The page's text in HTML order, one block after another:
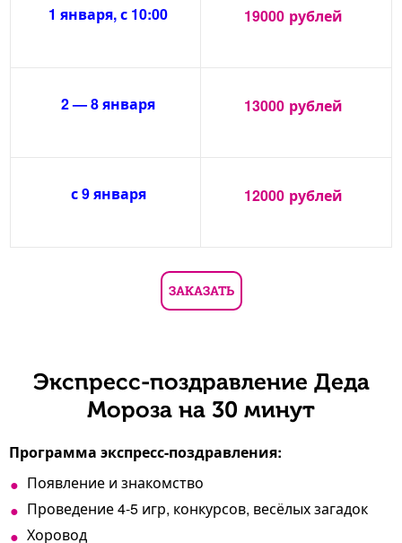
1 января, с 10:00 19000 рублей
2 — 8 января 13000 рублей
с 9 января 12000 рублей
ЗАКАЗАТЬ
Экспресс-поздравление Деда
Мороза на 30 минут
Программа экспресс-поздравления:
Появление и знакомство
Проведение 4-5 игр, конкурсов, весёлых загадок
Хоровод